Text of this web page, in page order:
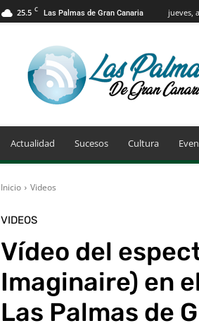
25.5 C Las Palmas de Gran Canaria jueves,
Las
Palmas
de
Canaria
Actualidad Sucesos Cultura
Inicio Videos
VIDEOS
Vídeo del
Imaginaire) en
Las Palmas de